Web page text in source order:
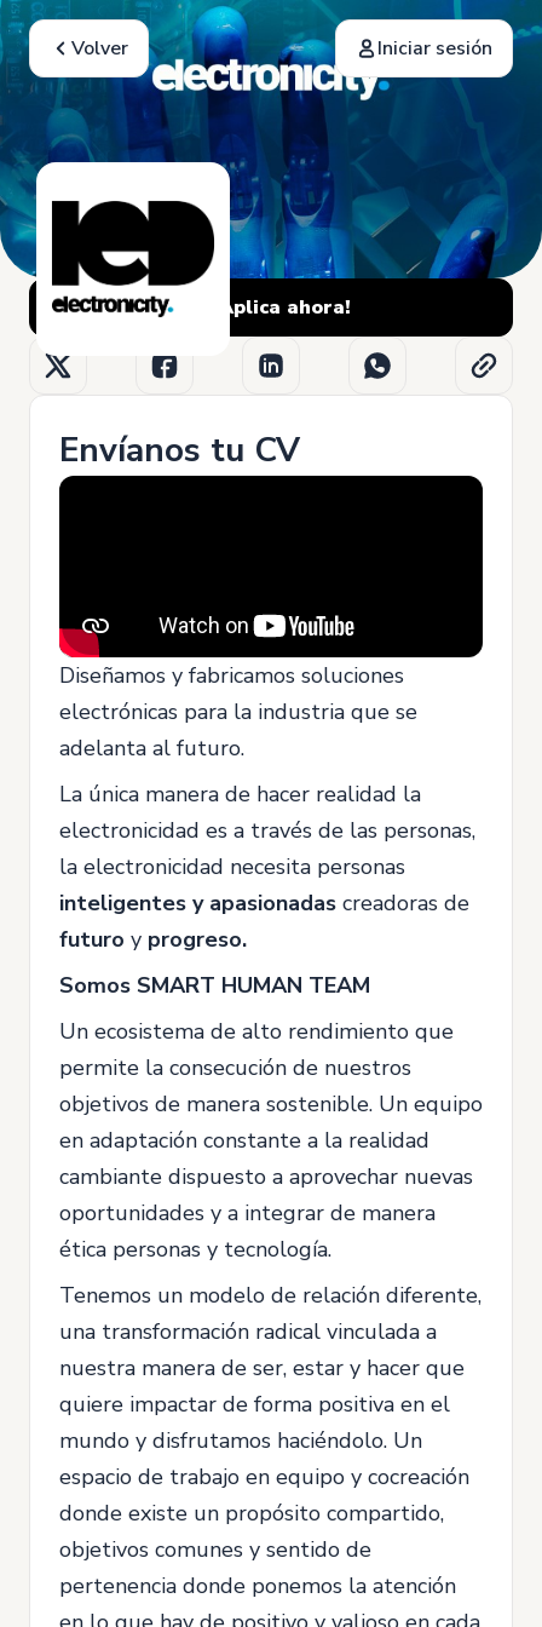
Volver Iniciar sesión
¡Aplica ahora!
Envíanos tu CV
Diseñamos y fabricamos soluciones
electrónicas para la industria que se
adelanta al futuro.
La única manera de hacer realidad la
electronicidad es a través de las personas,
la electronicidad necesita personas
inteligentes y apasionadas creadoras de
futuro y progreso.
Somos SMART HUMAN TEAM
Un ecosistema de alto rendimiento que
permite la consecución de nuestros
objetivos de manera sostenible. Un equipo
en adaptación constante a la realidad
cambiante dispuesto a aprovechar nuevas
oportunidades y a integrar de manera
ética personas y tecnología.
Tenemos un modelo de relación diferente,
una transformación radical vinculada a
nuestra manera de ser, estar y hacer que
quiere impactar de forma positiva en el
mundo y disfrutamos haciéndolo. Un
espacio de trabajo en equipo y cocreación
donde existe un propósito compartido,
objetivos comunes y sentido de
pertenencia donde ponemos la atención